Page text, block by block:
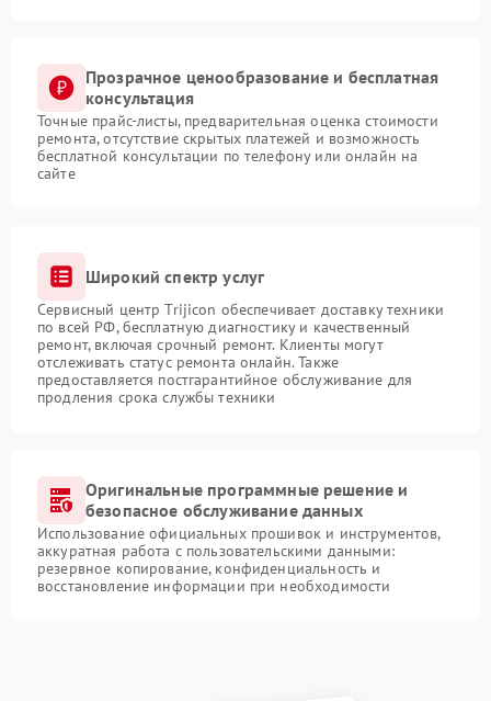
Прозрачное ценообразование и бесплатная
консультация
Точные прайс-листы, предварительная оценка стоимости
ремонта, отсутствие скрытых платежей и возможность
бесплатной консультации по телефону или онлайн на
сайте
Широкий спектр услуг
Сервисный центр Trijicon обеспечивает доставку техники
по всей РФ, бесплатную диагностику и качественный
ремонт, включая срочный ремонт. Клиенты могут
отслеживать статус ремонта онлайн. Также
предоставляется постгарантийное обслуживание для
продления срока службы техники
Оригинальные программные решение и
безопасное обслуживание данных
Использование официальных прошивок и инструментов,
аккуратная работа с пользовательскими данными:
резервное копирование, конфиденциальность и
восстановление информации при необходимости